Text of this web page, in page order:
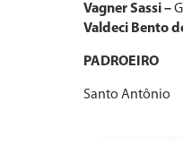
Vagner Sassi –
Valdeci Bento
PADROEIRO
Santo Antônio